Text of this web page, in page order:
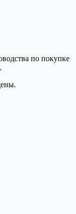
по покупке